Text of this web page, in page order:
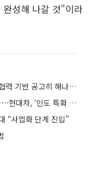
완성해 나갈 것"이라
최휘영 문체부 장관 “韓-인도 영화 협력 기반 공고히 해나가겠다”
정의선 회장ㆍ모디 총리의 8년 약속⋯현대차, ‘인도 특화 친환경 모빌리티’로 결실
“사업화 단계 진입”